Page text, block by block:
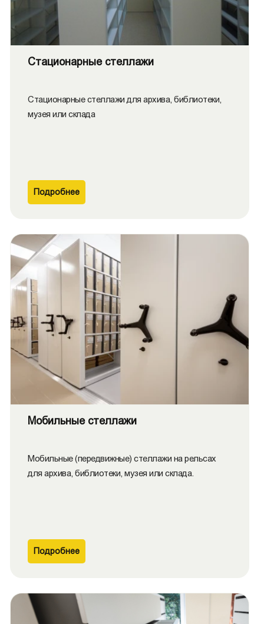
Стационарные стеллажи
Стационарные стеллажи для архива, библиотеки,
музея или склада
Подробнее
Мобильные стеллажи
Мобильные (передвижные) стеллажи на рельсах
для архива, библиотеки, музея или склада.
Подробнее